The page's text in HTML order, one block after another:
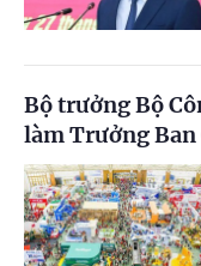
Bộ trưởng Bộ
làm Trưởng Ban